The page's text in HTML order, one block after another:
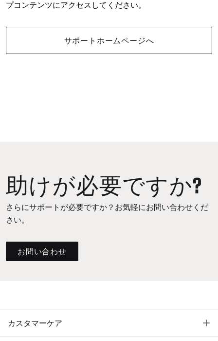
プコンテンツにアクセスしてください。
サポートホームページへ
助けが必要ですか?
さらにサポートが必要ですか？お気軽にお問い合わせくだ
さい。
お問い合わせ
カスタマーケア